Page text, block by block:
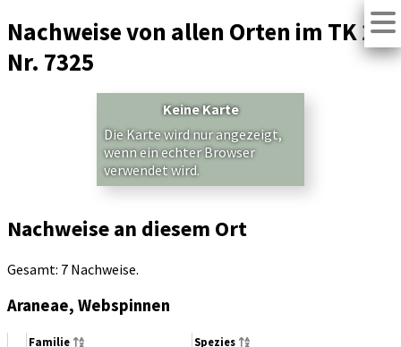
Nachweise von allen Orten im TK 25
Nr. 7325
Keine Karte
Die Karte wird nur angezeigt,
wenn ein echter Browser
verwendet wird.
Nachweise an diesem Ort
Gesamt: 7 Nachweise.
Araneae, Webspinnen
Familie
Spezies